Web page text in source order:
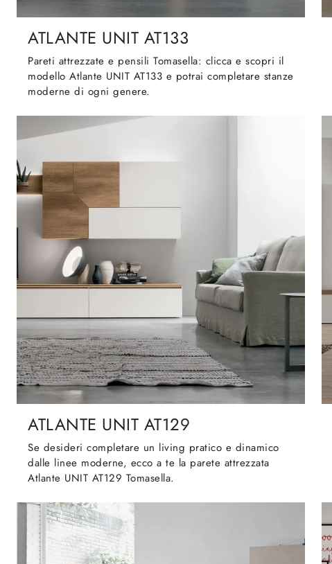
ATLANTE UNIT AT133
Pareti attrezzate e pensili Tomasella: clicca e scopri il
modello Atlante UNIT AT133 e potrai completare stanze
moderne di ogni genere.
ATLANTE UNIT AT129
Se desideri completare un living pratico e dinamico
dalle linee moderne, ecco a te la parete attrezzata
Atlante UNIT AT129 Tomasella.